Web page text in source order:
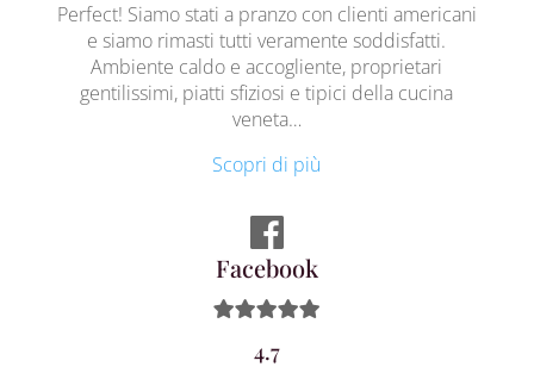
Perfect! Siamo stati a pranzo con clienti americani
e siamo rimasti tutti veramente soddisfatti.
Ambiente caldo e accogliente, proprietari
gentilissimi, piatti sfiziosi e tipici della cucina
veneta…
Scopri di più
Facebook
4.7